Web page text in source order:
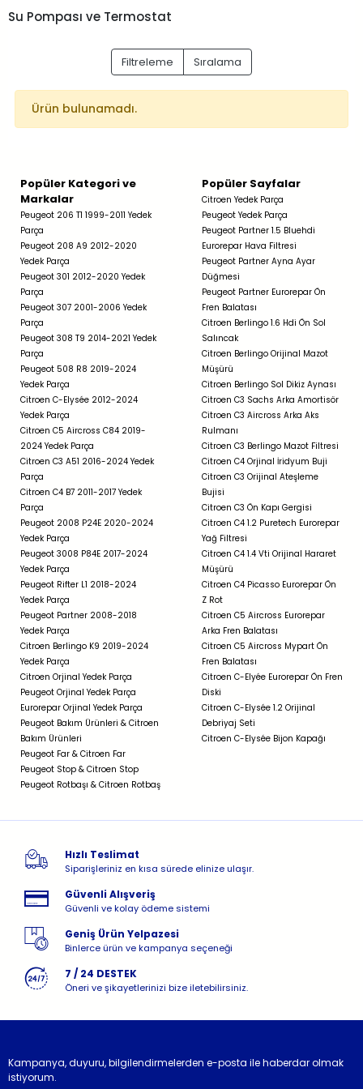
Su Pompası ve Termostat
Filtreleme Sıralama
Ürün bulunamadı.
Popüler Kategori ve
Markalar
Peugeot 206 T1 1999-2011 Yedek
Parça
Peugeot 208 A9 2012-2020
Yedek Parça
Peugeot 301 2012-2020 Yedek
Parça
Peugeot 307 2001-2006 Yedek
Parça
Peugeot 308 T9 2014-2021 Yedek
Parça
Peugeot 508 R8 2019-2024
Yedek Parça
Citroen C-Elysée 2012-2024
Yedek Parça
Citroen C5 Aircross C84 2019-
2024 Yedek Parça
Citroen C3 A51 2016-2024 Yedek
Parça
Citroen C4 B7 2011-2017 Yedek
Parça
Peugeot 2008 P24E 2020-2024
Yedek Parça
Peugeot 3008 P84E 2017-2024
Yedek Parça
Peugeot Rifter L1 2018-2024
Yedek Parça
Peugeot Partner 2008-2018
Yedek Parça
Citroen Berlingo K9 2019-2024
Yedek Parça
Citroen Orjinal Yedek Parça
Peugeot Orjinal Yedek Parça
Eurorepar Orjinal Yedek Parça
Peugeot Bakım Ürünleri & Citroen
Bakım Ürünleri
Peugeot Far & Citroen Far
Peugeot Stop & Citroen Stop
Peugeot Rotbaşı & Citroen Rotbaş
Popüler Sayfalar
Citroen Yedek Parça
Peugeot Yedek Parça
Peugeot Partner 1.5 Bluehdi
Eurorepar Hava Filtresi
Peugeot Partner Ayna Ayar
Düğmesi
Peugeot Partner Eurorepar Ön
Fren Balatası
Citroen Berlingo 1.6 Hdi Ön Sol
Salıncak
Citroen Berlingo Orijinal Mazot
Müşürü
Citroen Berlingo Sol Dikiz Aynası
Citroen C3 Sachs Arka Amortisör
Citroen C3 Aircross Arka Aks
Rulmanı
Citroen C3 Berlingo Mazot Filtresi
Citroen C4 Orjinal İridyum Buji
Citroen C3 Orijinal Ateşleme
Bujisi
Citroen C3 Ön Kapı Gergisi
Citroen C4 1.2 Puretech Eurorepar
Yağ Filtresi
Citroen C4 1.4 Vti Orijinal Hararet
Müşürü
Citroen C4 Picasso Eurorepar Ön
Z Rot
Citroen C5 Aircross Eurorepar
Arka Fren Balatası
Citroen C5 Aircross Mypart Ön
Fren Balatası
Citroen C-Elyée Eurorepar Ön Fren
Diski
Citroen C-Elysée 1.2 Orijinal
Debriyaj Seti
Citroen C-Elysée Bijon Kapağı
Hızlı Teslimat
Siparişleriniz en kısa sürede elinize ulaşır.
Güvenli Alışveriş
Güvenli ve kolay ödeme sistemi
Geniş Ürün Yelpazesi
Binlerce ürün ve kampanya seçeneği
7 / 24 DESTEK
Öneri ve şikayetlerinizi bize iletebilirsiniz.
Kampanya, duyuru, bilgilendirmelerden e-posta ile haberdar olmak
istiyorum.